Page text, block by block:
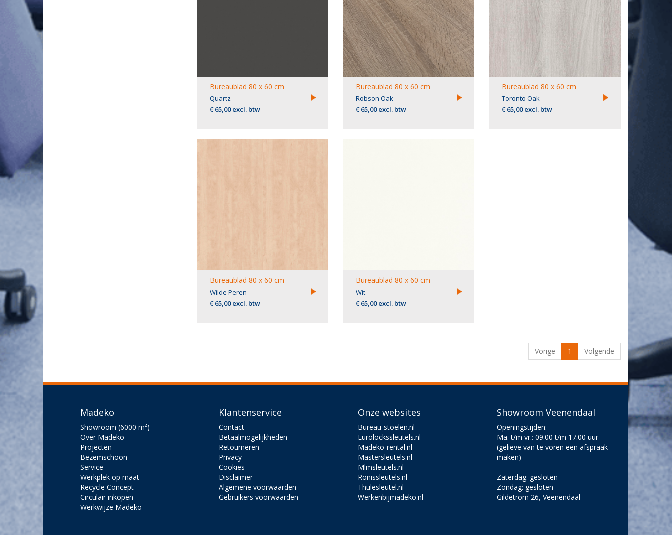
Bureaublad 80 x 60 cm
Quartz
€ 65,00 excl. btw
Bureaublad 80 x 60 cm
Robson Oak
€ 65,00 excl. btw
Bureaublad 80 x 60 cm
Toronto Oak
€ 65,00 excl. btw
Bureaublad 80 x 60 cm
Wilde Peren
€ 65,00 excl. btw
Bureaublad 80 x 60 cm
Wit
€ 65,00 excl. btw
Vorige 1 Volgende
Madeko
Showroom (6000 m²)
Over Madeko
Projecten
Bezemschoon
Service
Werkplek op maat
Recycle Concept
Circulair inkopen
Werkwijze Madeko
Klantenservice
Contact
Betaalmogelijkheden
Retourneren
Privacy
Cookies
Disclaimer
Algemene voorwaarden
Gebruikers voorwaarden
Onze websites
Bureau-stoelen.nl
Eurolockssleutels.nl
Madeko-rental.nl
Mastersleutels.nl
Mlmsleutels.nl
Ronissleutels.nl
Thulesleutel.nl
Werkenbijmadeko.nl
Showroom Veenendaal
Openingstijden:
Ma. t/m vr.: 09.00 t/m 17.00 uur
(gelieve van te voren een afspraak
maken)
Zaterdag: gesloten
Zondag: gesloten
Gildetrom 26, Veenendaal